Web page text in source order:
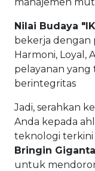
Nilai Budaya
bekerja dengan
Harmoni, Loyal,
pelayanan yang
berintegritas
Jadi, serahkan
Anda kepada
teknologi terkini
Bringin
untuk